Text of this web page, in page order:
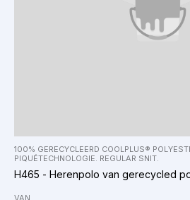
100% GERECYCLEERD COOLPLUS®
PIQUÉTECHNOLOGIE. REGULAR SNIT.
H465 - Herenpolo van gerecycled